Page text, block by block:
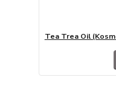
Tea Trea Oil